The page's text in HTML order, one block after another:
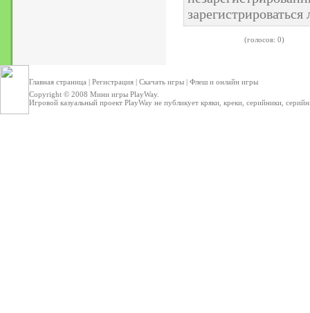
(голосов: 0)
Главная страница | Регистрация | Скачать игры | Флеш и онлайн игры
Copyright © 2008 Мини игры PlayWay.
Игровой казуальный проект PlayWay не публикует кряки, креки, серийники,